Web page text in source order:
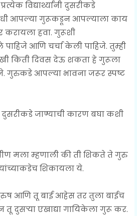
विद्यार्थ्यांनी दुसरीकडे
आपल्या गुरूकडून आपल्याला काय
करायला हवा. गुरूशी
आणि चर्चा केली पाहिजे. तुम्ही
किती दिवस देऊ शकता हे गुरूला
गुरुकडे आपल्या भावना जरूर स्पष्ट
जाण्याची कारण बघा कशी
मला म्हणाली की ती शिकते ते गुरु
शिकायला ये.
आणि तू बाई आहेस तर तुला बाईच
दुसऱ्या एखाद्या गायिकेला गुरू कर.